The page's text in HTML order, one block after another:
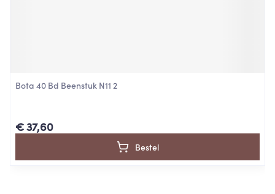
Bota 40 Bd Beenstuk N11 2
€ 37,60
Bestel